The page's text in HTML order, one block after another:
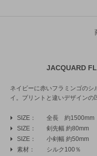
JACQUARD
ネイビーに赤いフラミンゴのシ
イ。プリントと違いデザインの
SIZE
全長 約1500mm
SIZE
剣先幅 約80mm
SIZE
小剣幅 約50mm
素材
シルク100％